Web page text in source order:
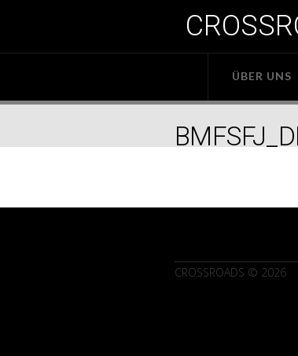
ÜBER UNS
CROSSROADS © 2026